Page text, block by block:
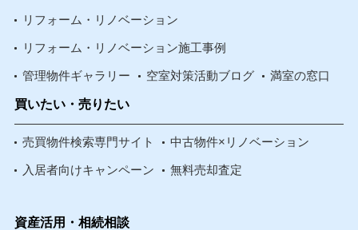
リフォーム・リノベーション
リフォーム・リノベーション施工事例
管理物件ギャラリー 空室対策活動ブログ 満室の窓口
買いたい・売りたい
売買物件検索専門サイト 中古物件×リノベーション
入居者向けキャンペーン 無料売却査定
資産活用・相続相談